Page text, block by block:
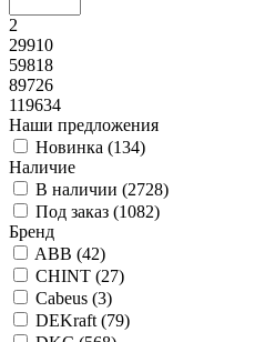
2
29910
59818
89726
119634
Наши предложения
Новинка (134)
Наличие
В наличии (2728)
Под заказ (1082)
Бренд
ABB (42)
CHINT (27)
Cabeus (3)
DEKraft (79)